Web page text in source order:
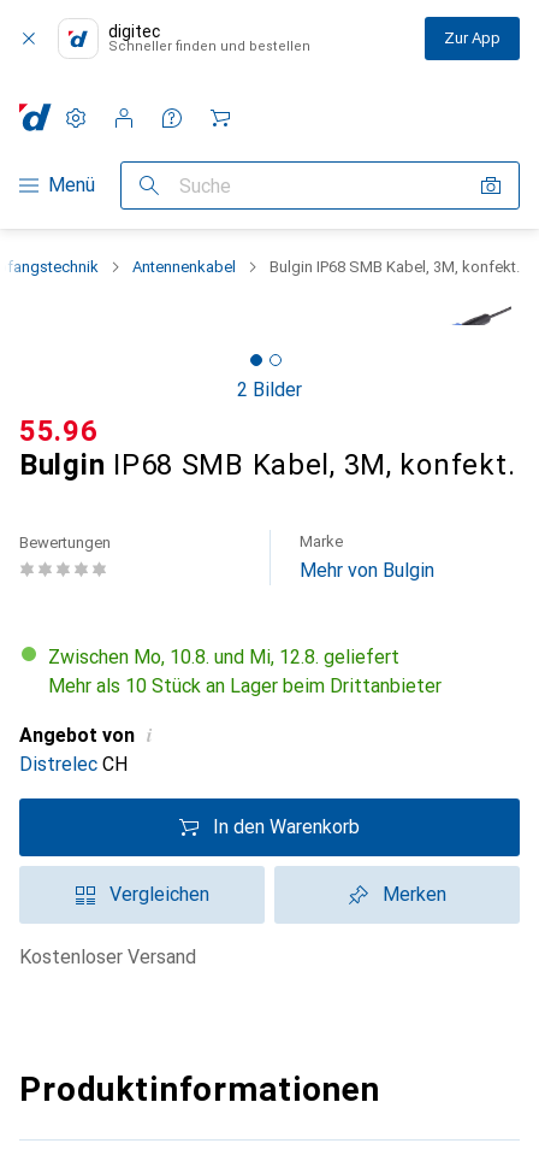
digitec
Schneller finden und bestellen Zur App
Navigation nach Kategorien
Menü Suche
Einstellungen
Kundenkonto
Vergleichslisten
Merklisten
Warenkorb
Antennenkabel Bulgin IP68 SMB Kabel, 3M, konfekt.
2 Bilder
Bulgin IP68 SMB Kabel, 3M, konfekt.
CHF
55.96
Bewertungen Marke
Mehr von Bulgin
Zwischen Mo, 10.8. und Mi, 12.8. geliefert
Mehr als 10 Stück an Lager beim Drittanbieter
Angebot von i
Distrelec CH
In den Warenkorb
Vergleichen Merken
kostenloser Versand
Produktinformationen